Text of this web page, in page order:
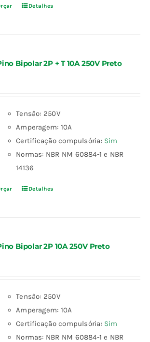
Detalhes
Bipolar 2P + T 10A 250V Preto
Tensão: 250V
Amperagem: 10A
Certificação compulsória: Sim
Normas: NBR NM 60884-1 e NBR
14136
Detalhes
Bipolar 2P 10A 250V Preto
Tensão: 250V
Amperagem: 10A
Certificação compulsória: Sim
Normas: NBR NM 60884-1 e NBR